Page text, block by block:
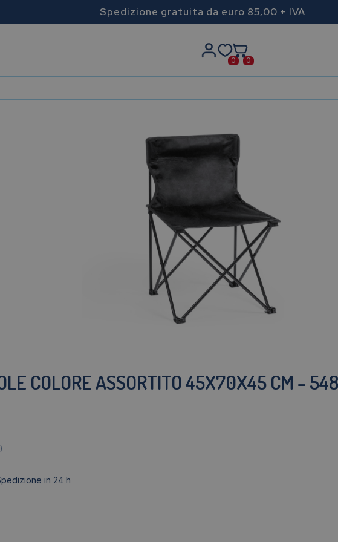
Spedizione gratuita da euro 85,00 + IVA
0 0
COLORE ASSORTITO 45X70X45 CM –
in 24 h